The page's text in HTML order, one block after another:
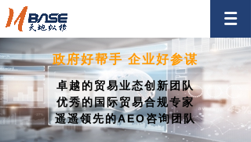
政府好帮手 企业好参谋
卓越的贸易业态创新团队
优秀的国际贸易合规专家
遥遥领先的AEO咨询团队